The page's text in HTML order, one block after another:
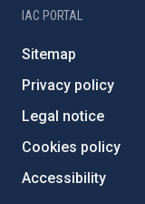
IAC PORTAL
Sitemap
Privacy policy
Legal notice
Cookies policy
Accessibility